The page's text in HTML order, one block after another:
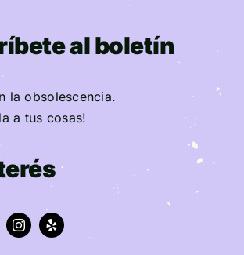
al boletín
la obsolescencia.
a tus cosas!